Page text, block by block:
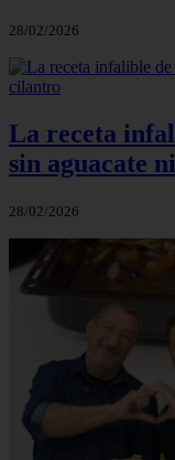
28/02/2026
La receta
sin aguacate
28/02/2026